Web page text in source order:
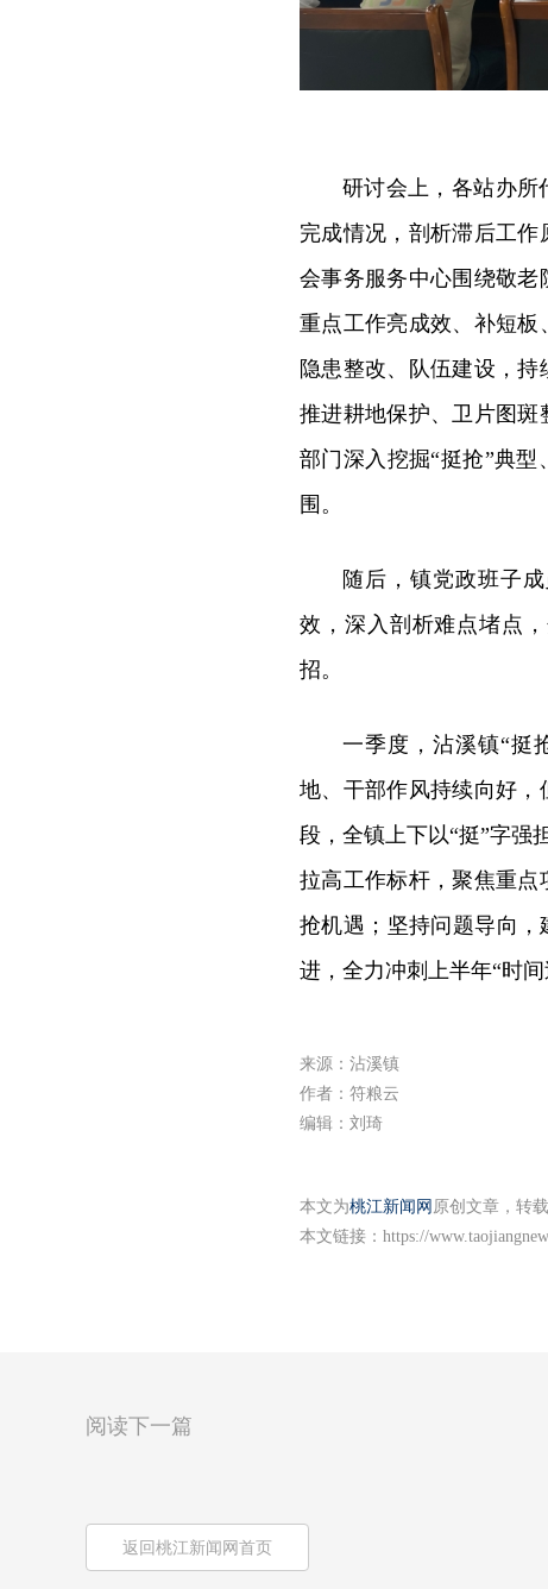
研讨会上，各站办所
完成情况，剖析滞后工
会事务服务中心围绕敬
重点工作亮成效、补短板
隐患整改、队伍建设，
推进耕地保护、卫片图
部门深入挖掘“挺抢”典
围。
随后，镇党政班子
效，深入剖析难点堵点
招。
一季度，沾溪镇“挺
地、干部作风持续向好
段，全镇上下以“挺”字强
拉高工作标杆，聚焦重点
抢机遇；坚持问题导向，
进，全力冲刺上半年“时间
来源：沾溪镇
作者：符粮云
编辑：刘琦
本文为桃江新闻网 原创文章，转
本文链接： https://
阅读下一篇
返回桃江新闻网首页